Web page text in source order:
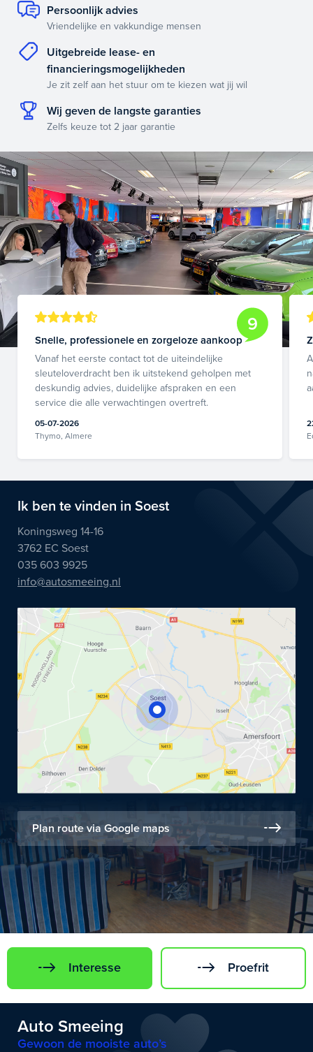
Persoonlijk advies
Vriendelijke en vakkundige mensen
Uitgebreide lease- en
financieringsmogelijkheden
Je zit zelf aan het stuur om te kiezen wat jij wil
Wij geven de langste garanties
Zelfs keuze tot 2 jaar garantie
9
Snelle, professionele en zorgeloze aankoop
Vanaf het eerste contact tot de uiteindelijke
sleuteloverdracht ben ik uitstekend geholpen met
deskundig advies, duidelijke afspraken en een
service die alle verwachtingen overtreft.
05-07-2026
Thymo, Almere
Ik ben te vinden in Soest
Koningsweg 14-16
3762 EC Soest
035 603 9925
info@autosmeeing.nl
Plan route via Google maps
Interesse Proefrit
Auto Smeeing
Gewoon de mooiste auto’s